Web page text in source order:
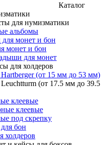
Каталог
для нумизматики
альбомы
монет и бон
монет и бон
для монет
для холдеров
(от 15 мм до 53 мм)
(от 17.5 мм до 39.5
клеевые
клеевые
под скрепку
бон
холдеров